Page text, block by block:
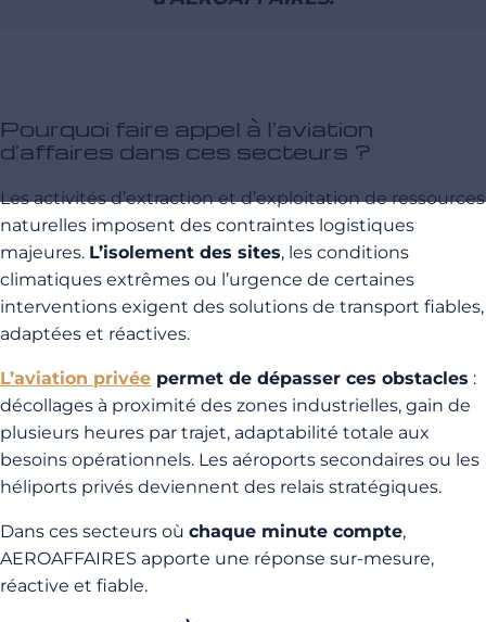
Pourquoi faire appel à l’aviation
d’affaires dans ces secteurs ?
Les activités d’extraction et d’exploitation de ressources
naturelles imposent des contraintes logistiques
majeures. L’isolement des sites, les conditions
climatiques extrêmes ou l’urgence de certaines
interventions exigent des solutions de transport fiables,
adaptées et réactives.
L’aviation privée permet de dépasser ces obstacles :
décollages à proximité des zones industrielles, gain de
plusieurs heures par trajet, adaptabilité totale aux
besoins opérationnels. Les aéroports secondaires ou les
héliports privés deviennent des relais stratégiques.
Dans ces secteurs où chaque minute compte,
AEROAFFAIRES apporte une réponse sur-mesure,
réactive et fiable.